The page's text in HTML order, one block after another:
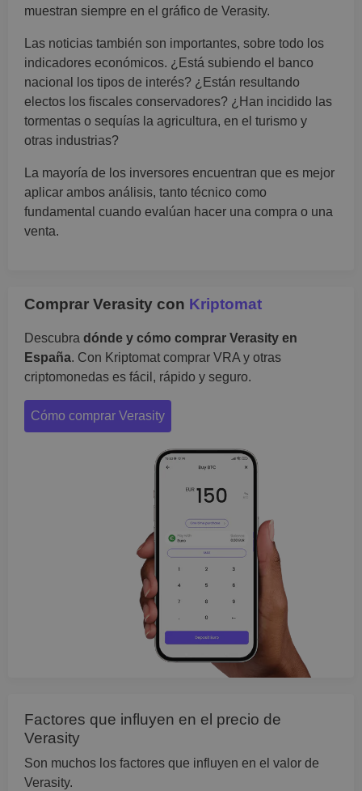
muestran siempre en el gráfico de Verasity.
Las noticias también son importantes, sobre todo los
indicadores económicos. ¿Está subiendo el banco
nacional los tipos de interés? ¿Están resultando
electos los fiscales conservadores? ¿Han incidido las
tormentas o sequías la agricultura, en el turismo y
otras industrias?
La mayoría de los inversores encuentran que es mejor
aplicar ambos análisis, tanto técnico como
fundamental cuando evalúan hacer una compra o una
venta.
Comprar Verasity con Kriptomat
Descubra dónde y cómo comprar Verasity en
España. Con Kriptomat comprar VRA y otras
criptomonedas es fácil, rápido y seguro.
Cómo comprar Verasity
Factores que influyen en el precio de
Verasity
Son muchos los factores que influyen en el valor de
Verasity.